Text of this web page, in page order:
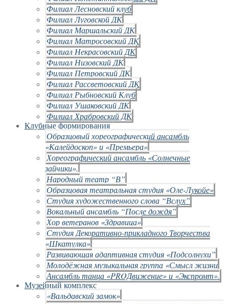
Филиал Лесновский клуб
Филиал Луговской ДК
Филиал Маршальский ДК
Филиал Матросовский ДК
Филиал Некрасовский ДК
Филиал Низовский ДК
Филиал Петровский ДК
Филиал Рассветовский ДК
Филиал Рыбновский Клуб
Филиал Ушаковский ДК
Филиал Храбровский ДК
Клубные формирования
Образцовый хореографический ансамбль
«Калейдоскоп» и «Премьера»
Хореографический ансамбль «Солнечные
зайчики».
Народный театр “В”
Образцовая театральная студия «Оле-Лукойе»
Студия художественного слова “Вслух”
Вокальный ансамбль “После дождя”
Хор ветеранов «Здравица»
Студия Декоративно-прикладного Творчества
«Шкатулка»
Развивающая адаптивная студия «Подсолнухи”
Молодёжная музыкальная группа «Смысл жизни
Ансамбль танца «PROДвижение» и «Экспромт».
Музейный комплекс
«Вальдавский замок»